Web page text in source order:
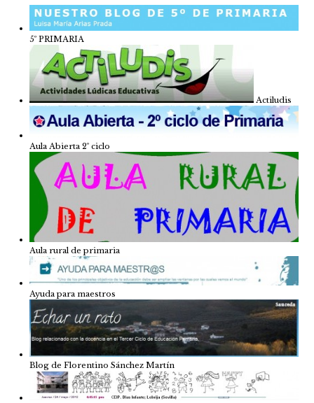
5º PRIMARIA
Actiludis
Aula Abierta 2º ciclo
Aula rural de primaria
Ayuda para maestros
Blog de Florentino Sánchez Martín